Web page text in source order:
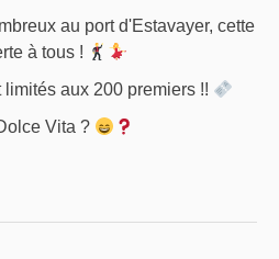
au port d'Estavayer, cette
à tous !
aux 200 premiers !!
Vita ?